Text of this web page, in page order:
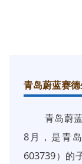
青岛蔚蓝赛
青岛蔚
8月，是青
603739）的